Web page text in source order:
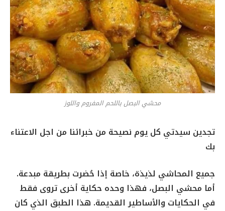
محشي البصل باللحم المفروم واللوز
تجدين سيدتي كل يوم نصيحة من خبرائنا من اجل الاعتناء
بك
جميع المحاشي لذيذة، خاصة إذا حُضرت بطريقة مبدعة.
أما محشي البصل، فهذا وحده حكاية أخرى تروى فقط
في الحكايات والأساطير القديمة. هذا الطبق الذي كان